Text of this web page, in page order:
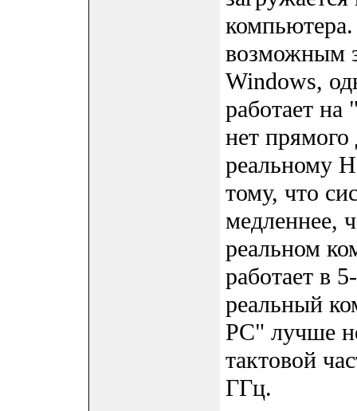
компьютера.
возможным
Windows,
работает
нет
реальному
тому, что
медленнее,
реальном
работает в
реальный
PC" лучше
тактовой
ГГц.